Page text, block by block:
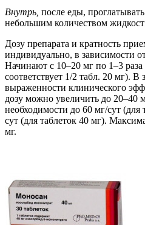
Внутрь, после еды,
небольшим количеством
Дозу препарата и кратность
индивидуально, в зависимости
Начинают с 10–20 мг по 1–3 раза
соответствует 1/2 табл. 20 мг). В
выраженности клинического
дозу можно увеличить до 20–40
необходимости до 60 мг/сут (для
сут (для таблеток 40 мг).
мг.